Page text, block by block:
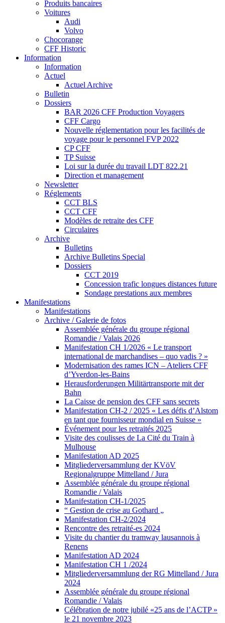
Produits bancaires
Voitures
Audi
Volvo
Chocorange
CFF Historic
Information
Information
Actuel
Actuel Archive
Bulletin
Dossiers
BAR 2026 CFF Production Voyagers
CFF Cargo
Nouvelle réglementation pour les facilités de
voyage pour le personnel FVP 2022
CP CFF
TP Suisse
Loi sur la durée du travail LDT 822.21
Direction et management
Newsletter
Réglements
CCT BLS
CCT CFF
Modèles de retraite des CFF
Circulaires
Archive
Bulletins
Archive Bulletins Special
Dossiers
CCT 2019
Concession trafic longues distances future
Sondage prestations aux membres
Manifestations
Manifestations
Archive / Galerie de fotos
Assemblée générale du groupe régional
Romandie / Valais 2026
Manifestation CH 1/2026 « Le transport
international de marchandises – quo vadis ? »
Modernisation des rames ICN – Ateliers CFF
d’Yverdon-les-Bains
Herausforderungen Militärtransporte mit der
Bahn
La Caisse de pension des CFF sans secrets
Manifestation CH-2 / 2025 « Les défis d’Alstom
en tant que fournisseur mondial en Suisse »
Événement pour les retraités 2025
Visite des coulisses de La Cité du Train à
Mulhouse
Manifestation AD 2025
Mitgliederversammlung der KVöV
Regionalgruppe Mittelland / Jura
Assemblée générale du groupe régional
Romandie / Valais
Manifestation CH-1/2025
“ Gestion de crise au Gothard „
Manifestation CH-2/2024
Rencontre des retraité-es 2024
Visite du chantier du tramway lausannois à
Renens
Manifestation AD 2024
Manifestation CH 1 /2024
Mitgliederversammlung der RG Mittelland / Jura
2024
Assemblée générale du groupe régional
Romandie / Valais
Célébration de notre jubilé «25 ans de l’ACTP »
le 21 novembre 2023